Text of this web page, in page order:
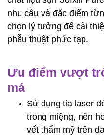
nhu cầu và đặc điểm
chọn lý tưởng để cải
phẫu thuật phức tạp.
Ưu điểm vượt
má
Sử dụng tia laser
trong miệng, nên
vết thẩm mỹ trên